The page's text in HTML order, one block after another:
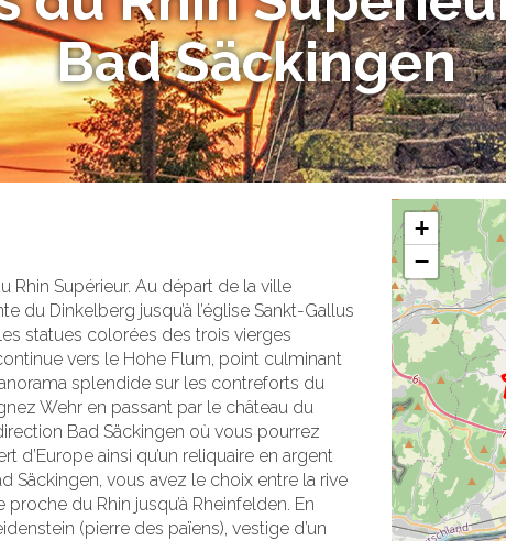
Bad Säckingen
Supérieur. Au départ de la ville
du Dinkelberg jusqu’à l’église Sankt-Gallus
statues colorées des trois vierges
vers le Hohe Flum, point culminant
splendide sur les contreforts du
Wehr en passant par le château du
Bad Säckingen où vous pourrez
ainsi qu’un reliquaire en argent
Säckingen, vous avez le choix entre la rive
du Rhin jusqu’à Rheinfelden. En
(pierre des païens), vestige d’un
+
−